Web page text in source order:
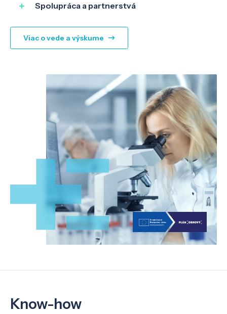
Spolupráca a partnerstvá
Viac o vede a výskume
Know-how